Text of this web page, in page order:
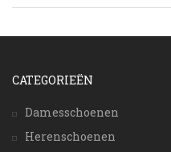
CATEGORIEËN
Damesschoenen
Herenschoenen